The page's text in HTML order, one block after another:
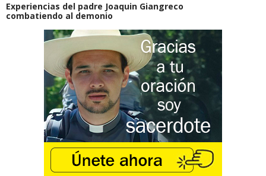
Experiencias del padre Joaquin Giangreco
combatiendo al demonio